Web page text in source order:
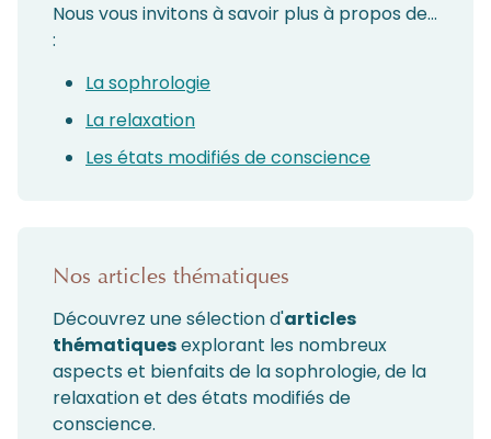
Nous vous invitons à savoir plus à propos de...
:
La sophrologie
La relaxation
Les états modifiés de conscience
Nos articles thématiques
Découvrez une sélection d'articles
thématiquesexplorant les nombreux
aspects et bienfaits de la sophrologie, de la
relaxation et des états modifiés de
conscience.